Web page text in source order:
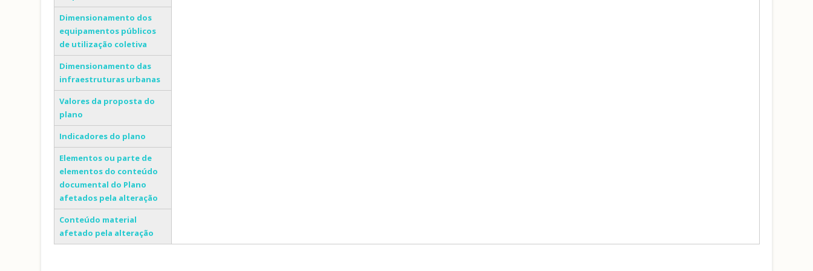
Dimensionamento dos
equipamentos públicos
de utilização coletiva
Dimensionamento das
infraestruturas urbanas
Valores da proposta do
plano
Indicadores do plano
Elementos ou parte de
elementos do conteúdo
documental do Plano
afetados pela alteração
Conteúdo material
afetado pela alteração